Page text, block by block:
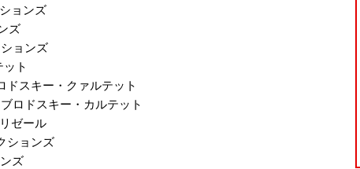
ョンズ
ズ
ョンズ
ト
ドスキー・クァルテット
ロドスキー・カルテット
ゼール
ションズ
ズ